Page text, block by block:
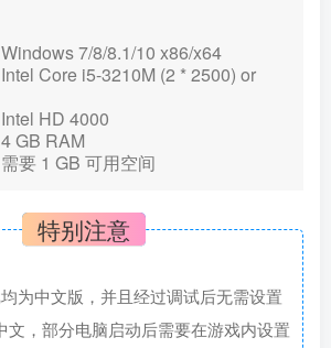
7/8/8.1/10 x86/x64
Core i5-3210M (2 * 2500) or
HD 4000
RAM
1 GB 可用空间
特别注意
为中文版，并且经过调试后无需设置
文，部分电脑启动后需要在游戏内设置